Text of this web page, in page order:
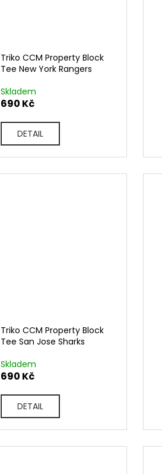
Triko CCM Property Block
Tee New York Rangers
Skladem
690 Kč
DETAIL
Triko CCM Property Block
Tee San Jose Sharks
Skladem
690 Kč
DETAIL